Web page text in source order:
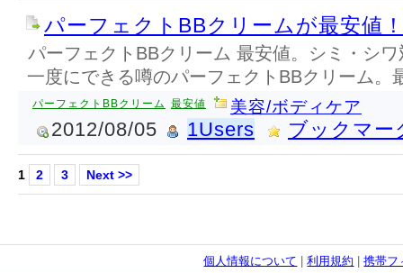
パーフェクトBBクリームが最安値
パーフェクトBBクリーム 最安値。シミ・シ
一度にできる噂のパーフェクトBBクリーム。
パーフェクトBBクリーム 最安値 美容/ボディケア
2012/08/05 1Users ブックマー
1 2 3 Next >>
個人情報について |利用規約 |携帯フ